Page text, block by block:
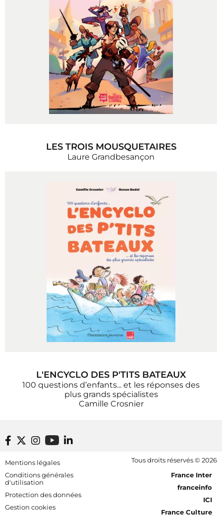
LES TROIS MOUSQUETAIRES
Laure Grandbesançon
L'ENCYCLO DES P'TITS BATEAUX
100 questions d’enfants... et les réponses des
plus grands spécialistes
Camille Crosnier
Footer bottom
Mentions légales
Conditions générales
d'utilisation
Protection des données
Gestion cookies
Tous droits réservés © 2026
[RDF] Pied de page - Mobile
France Inter
franceinfo
ICI
France Culture